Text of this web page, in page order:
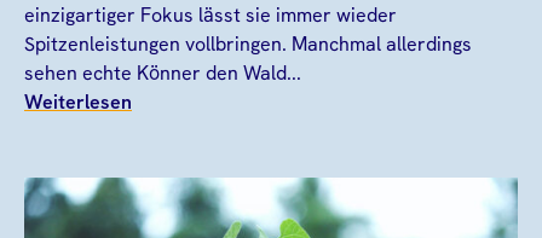
einzigartiger Fokus lässt sie immer wieder
Spitzenleistungen vollbringen. Manchmal allerdings
sehen echte Könner den Wald...
Weiterlesen